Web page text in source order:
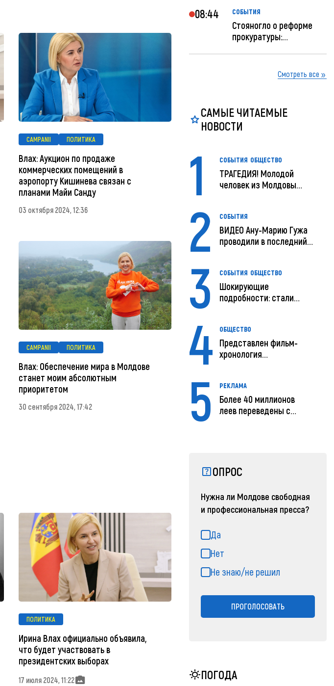
CAMPANII ПОЛИТИКА
Влах: Аукцион по продаже
коммерческих помещений в
аэропорту Кишинева связан с
планами Майи Санду
03 октября 2024, 12:36
CAMPANII ПОЛИТИКА
Влах: Обеспечение мира в Молдове
станет моим абсолютным
приоритетом
30 сентября 2024, 17:42
ПОЛИТИКА
Ирина Влах официально объявила,
что будет участвовать в
президентских выборах
17 июля 2024, 11:22
08:44 СОБЫТИЯ
Стояногло о реформе
прокуратуры:
Смотреть все
САМЫЕ ЧИТАЕМЫЕ
НОВОСТИ
1 СОБЫТИЯ ОБЩЕСТВО
ТРАГЕДИЯ! Молодой
человек из Молдовы
2 СОБЫТИЯ
ВИДЕО Ану-Марию Гужа
проводили в последний
3 СОБЫТИЯ ОБЩЕСТВО
Шокирующие
подробности: стали
4 ОБЩЕСТВО
Представлен фильм-
хронология
5 РЕКЛАМА
Более 40 миллионов
леев переведены с
ОПРОС
Нужна ли Молдове свободная
и профессиональная пресса?
Да
Нет
Не знаю/не решил
ПРОГОЛОСОВАТЬ
ПОГОДА